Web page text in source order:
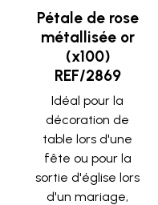
Pétale de rose
métallisée or
(x100)
REF/2869
Idéal pour la
décoration de
table lors d'une
fête ou pour la
sortie d'église lors
d'un mariage,